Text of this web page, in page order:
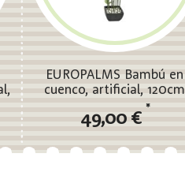
EUROPALMS Bambú en
cuenco, artificial, 120cm
49,00 €
*